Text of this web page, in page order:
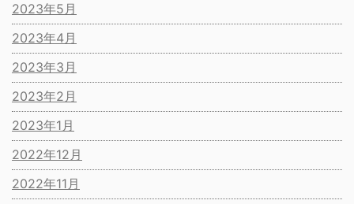
2023年5月
2023年4月
2023年3月
2023年2月
2023年1月
2022年12月
2022年11月